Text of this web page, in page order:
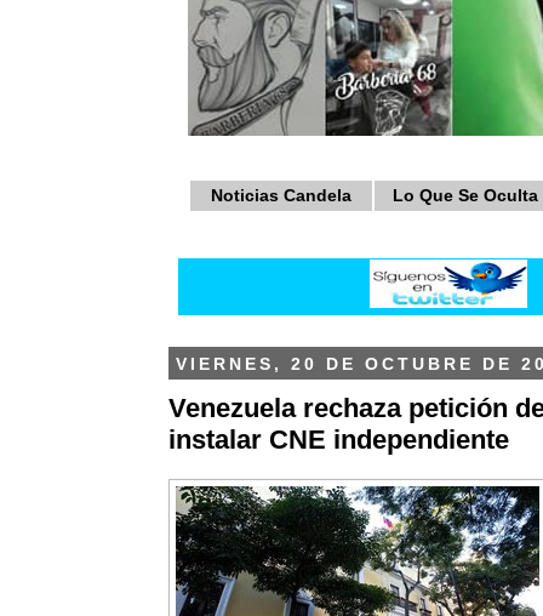
Noticias Candela Lo Que Se Oculta
VIERNES, 20 DE OCTUBRE DE
Venezuela rechaza petición
instalar CNE independiente